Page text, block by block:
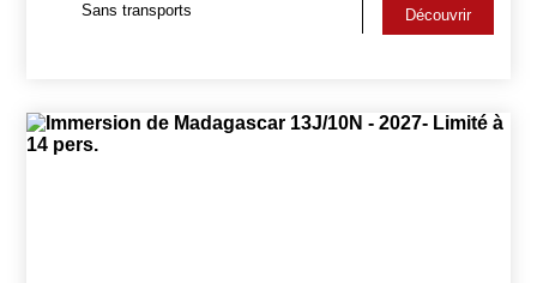
Sans transports
Découvrir